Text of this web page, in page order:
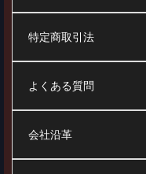
特定商取引法
よくある質問
会社沿革